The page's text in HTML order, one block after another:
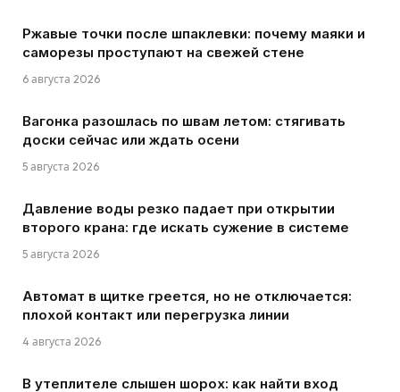
Ржавые точки после шпаклевки: почему маяки и
саморезы проступают на свежей стене
6 августа 2026
Вагонка разошлась по швам летом: стягивать
доски сейчас или ждать осени
5 августа 2026
Давление воды резко падает при открытии
второго крана: где искать сужение в системе
5 августа 2026
Автомат в щитке греется, но не отключается:
плохой контакт или перегрузка линии
4 августа 2026
В утеплителе слышен шорох: как найти вход